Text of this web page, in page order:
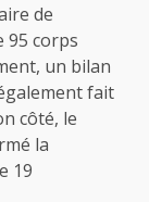
de
95 corps
un bilan
fait
côté, le
la
19